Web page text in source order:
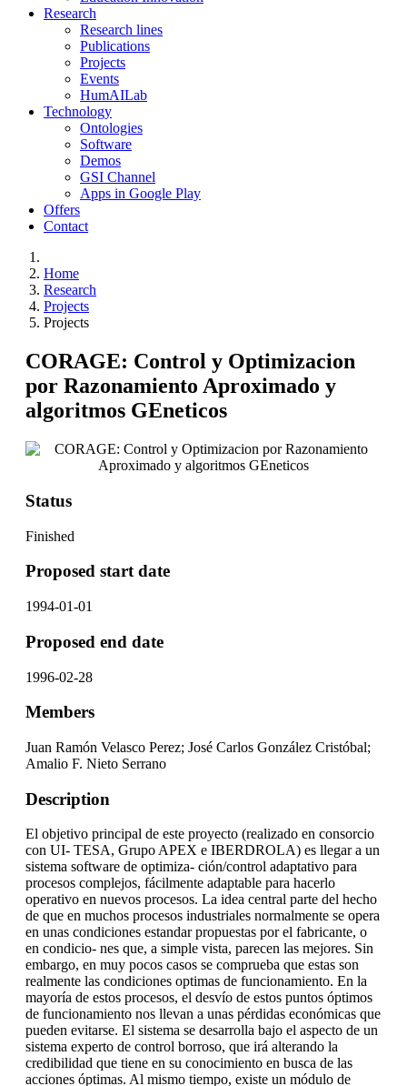
Research
Research lines
Publications
Projects
Events
HumAILab
Technology
Ontologies
Software
Demos
GSI Channel
Apps in Google Play
Offers
Contact
Home
Research
Projects
Projects
CORAGE: Control y Optimizacion
por Razonamiento Aproximado y
algoritmos GEneticos
Status
Finished
Proposed start date
1994-01-01
Proposed end date
1996-02-28
Members
Juan Ramón Velasco Perez; José Carlos González Cristóbal;
Amalio F. Nieto Serrano
Description
El objetivo principal de este proyecto (realizado en consorcio
con UI- TESA, Grupo APEX e IBERDROLA) es llegar a un
sistema software de optimiza- ción/control adaptativo para
procesos complejos, fácilmente adaptable para hacerlo
operativo en nuevos procesos. La idea central parte del hecho
de que en muchos procesos industriales normalmente se opera
en unas condiciones estandar propuestas por el fabricante, o
en condicio- nes que, a simple vista, parecen las mejores. Sin
embargo, en muy pocos casos se comprueba que estas son
realmente las condiciones optimas de funcionamiento. En la
mayoría de estos procesos, el desvío de estos puntos óptimos
de funcionamiento nos llevan a unas pérdidas económicas que
pueden evitarse. El sistema se desarrolla bajo el aspecto de un
sistema experto de control borroso, que irá alterando la
credibilidad que tiene en su conocimiento en busca de las
acciones óptimas. Al mismo tiempo, existe un módulo de